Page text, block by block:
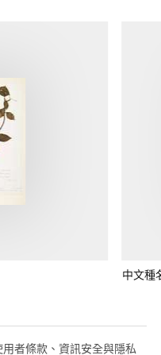
中文種
用者條款、資訊安全與隱私